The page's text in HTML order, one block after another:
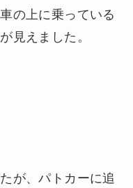
の上に乗っている
見えました。
が、パトカーに追